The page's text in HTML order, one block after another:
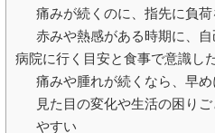
痛みが続くのに、指先に負
赤みや熱感がある時期に、
病院に行く目安と食事で意識し
痛みや腫れが続くなら、早
見た目の変化や生活の困り
やすい